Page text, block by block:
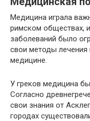
Медицина играла
римском обществах,
заболеваний было
свои методы лечения
медицине.
У греков медицина
Согласно
свои знания от
городах